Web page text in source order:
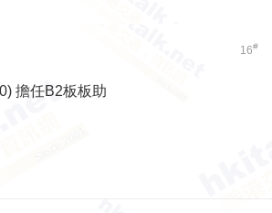
16#
擔任B2板板助